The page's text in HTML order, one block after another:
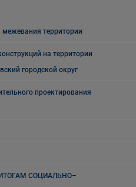
территории
на территории
городской округ
проектирования
СОЦИАЛЬНО–